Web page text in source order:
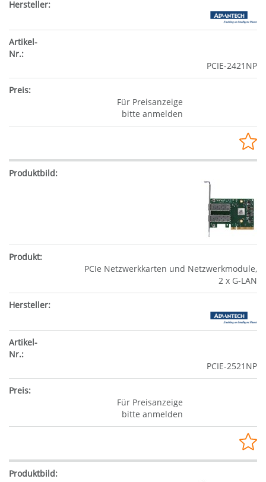
PCIE-2421NP
Für Preisanzeige
bitte anmelden
PCIe Netzwerkkarten und Netzwerkmodule,
2 x G-LAN
PCIE-2521NP
Für Preisanzeige
bitte anmelden